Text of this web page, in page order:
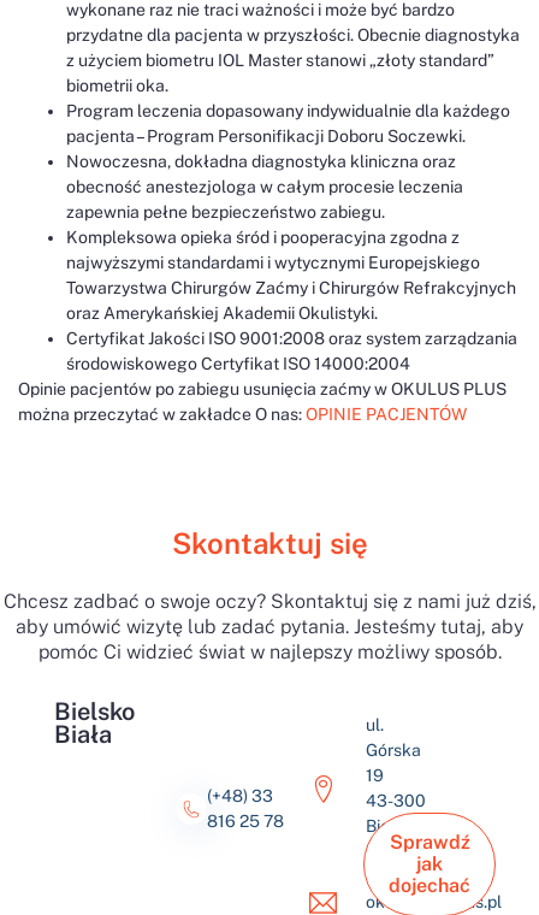
wykonane raz nie traci ważności i może być bardzo
przydatne dla pacjenta w przyszłości. Obecnie diagnostyka
z użyciem biometru IOL Master stanowi „złoty standard”
biometrii oka.
Program leczenia dopasowany indywidualnie dla każdego
pacjenta – Program Personifikacji Doboru Soczewki.
Nowoczesna, dokładna diagnostyka kliniczna oraz
obecność anestezjologa w całym procesie leczenia
zapewnia pełne bezpieczeństwo zabiegu.
Kompleksowa opieka śród i pooperacyjna zgodna z
najwyższymi standardami i wytycznymi Europejskiego
Towarzystwa Chirurgów Zaćmy i Chirurgów Refrakcyjnych
oraz Amerykańskiej Akademii Okulistyki.
Certyfikat Jakości ISO 9001:2008 oraz system zarządzania
środowiskowego Certyfikat ISO 14000:2004
Opinie pacjentów po zabiegu usunięcia zaćmy w OKULUS PLUS
można przeczytać w zakładce O nas:OPINIE PACJENTÓW
Skontaktuj się
Chcesz zadbać o swoje oczy? Skontaktuj się z nami już dziś,
aby umówić wizytę lub zadać pytania. Jesteśmy tutaj, aby
pomóc Ci widzieć świat w najlepszy możliwy sposób.
Bielsko
Biała
(+48) 33
816 25 78
ul.
Górska
19
43-300
Bielsko-
Biała
okulus@okulus.pl
Sprawdź
jak
dojechać